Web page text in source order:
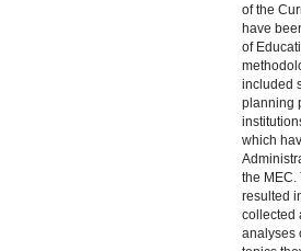
of the
have
of
included
planning
which
the MEC.
resulted
collected
analyses